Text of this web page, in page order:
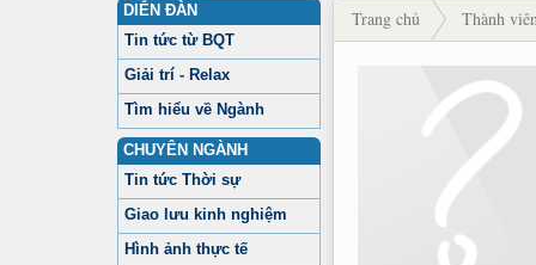
DIỄN ĐÀN
Tin tức từ BQT
Giải trí - Relax
Tìm hiểu về Ngành
CHUYÊN NGÀNH
Tin tức Thời sự
Giao lưu kinh nghiệm
Hình ảnh thực tế
Trang chủ Thành